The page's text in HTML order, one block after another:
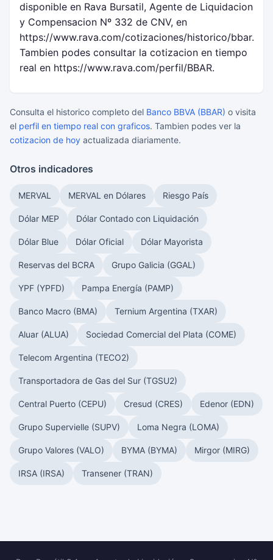
disponible en Rava Bursatil, Agente de Liquidacion
y Compensacion Nº 332 de CNV, en
https://www.rava.com/cotizaciones/historico/bbar.
Tambien podes consultar la cotizacion en tiempo
real en https://www.rava.com/perfil/BBAR.
Consulta el historico completo del Banco BBVA (BBAR) o visita
el perfil en tiempo real con graficos. Tambien podes ver la
cotizacion de hoy actualizada diariamente.
Otros indicadores
MERVAL MERVAL en Dólares Riesgo País
Dólar MEP Dólar Contado con Liquidación
Dólar Blue Dólar Oficial Dólar Mayorista
Reservas del BCRA Grupo Galicia (GGAL)
YPF (YPFD) Pampa Energía (PAMP)
Banco Macro (BMA) Ternium Argentina (TXAR)
Aluar (ALUA) Sociedad Comercial del Plata (COME)
Telecom Argentina (TECO2)
Transportadora de Gas del Sur (TGSU2)
Central Puerto (CEPU) Cresud (CRES) Edenor (EDN)
Grupo Supervielle (SUPV) Loma Negra (LOMA)
Grupo Valores (VALO) BYMA (BYMA) Mirgor (MIRG)
IRSA (IRSA) Transener (TRAN)